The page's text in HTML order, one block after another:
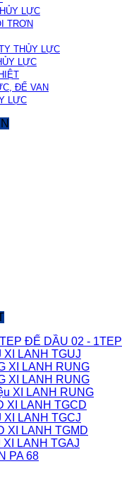
LỰC
TRƠN
THỦY LỰC
LỰC
ĐẾ VAN
LỰC
ĐẾ DẦU 02 - 1TEP
XI LANH TGUJ
XI LANH RUNG
XI LANH RUNG
XI LANH RUNG
XI LANH TGCD
XI LANH TGCJ
XI LANH TGMD
XI LANH TGAJ
PA 68